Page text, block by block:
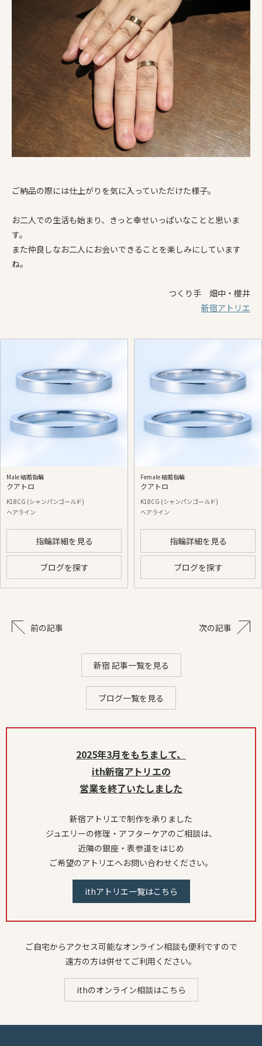
ご納品の際には仕上がりを気に入っていただけた様子。
お二人での生活も始まり、きっと幸せいっぱいなことと思いま
す。
また仲良しなお二人にお会いできることを楽しみにしています
ね。
つくり手 畑中・櫻井
新宿アトリエ
Male 結婚指輪
クアトロ
K18CG (シャンパンゴールド)
ヘアライン
指輪詳細を見る
ブログを探す
Female 結婚指輪
クアトロ
K18CG (シャンパンゴールド)
ヘアライン
指輪詳細を見る
ブログを探す
前の記事 次の記事
新宿 記事一覧を見る
ブログ一覧を見る
2025年3月をもちまして、
ith新宿アトリエの
営業を終了いたしました
新宿アトリエで制作を承りました
ジュエリーの修理・アフターケアのご相談は、
近隣の銀座・表参道をはじめ
ご希望のアトリエへお問い合わせください。
ithアトリエ一覧はこちら
ご自宅からアクセス可能なオンライン相談も便利ですので
遠方の方は併せてご利用ください。
ithのオンライン相談はこちら